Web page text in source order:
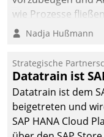
wie Prozesse
vernetzen, nutzt die
Jahresbeginn eine
Überblick, Einsicht
Eingriff bietende
Zur Entwicklung
man auf
Cloudtechnologie,
Nadja Hußmann
Strategische
Datatrain ist
Datatrain ist dem
beigetreten und
SAP HANA Cloud